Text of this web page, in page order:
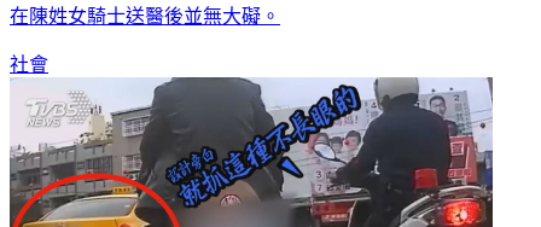
在陳姓女騎士送醫後並無大礙。
社會